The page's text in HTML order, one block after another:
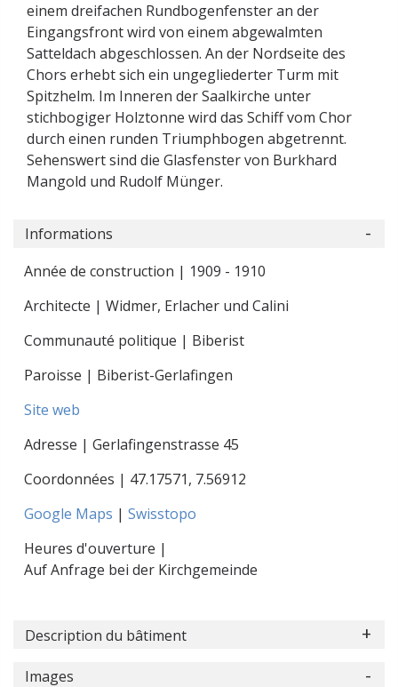
einem dreifachen Rundbogenfenster an der
Eingangsfront wird von einem abgewalmten
Satteldach abgeschlossen. An der Nordseite des
Chors erhebt sich ein ungegliederter Turm mit
Spitzhelm. Im Inneren der Saalkirche unter
stichbogiger Holztonne wird das Schiff vom Chor
durch einen runden Triumphbogen abgetrennt.
Sehenswert sind die Glasfenster von Burkhard
Mangold und Rudolf Münger.
Informations
Année de construction | 1909 - 1910
Architecte | Widmer, Erlacher und Calini
Communauté politique | Biberist
Paroisse | Biberist-Gerlafingen
Site web
Adresse | Gerlafingenstrasse 45
Coordonnées | 47.17571, 7.56912
Google Maps | Swisstopo
Heures d'ouverture |
Auf Anfrage bei der Kirchgemeinde
Description du bâtiment
Images